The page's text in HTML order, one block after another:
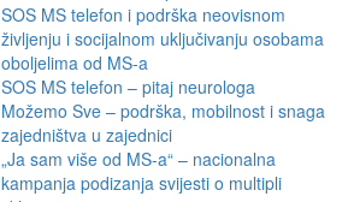
SOS MS telefon i podrška neovisnom
življenju i socijalnom uključivanju osobama
oboljelima od MS-a
SOS MS telefon – pitaj neurologa
Možemo Sve – podrška, mobilnost i snaga
zajedništva u zajednici
„Ja sam više od MS-a“ – nacionalna
kampanja podizanja svijesti o multipli